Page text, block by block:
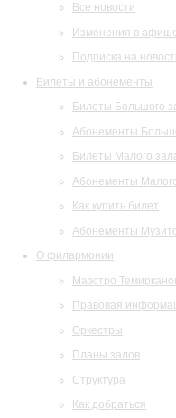
Все новости
Изменения в
Подписка на
Билеты и абонементы
Билеты Большого
Абонементы
Билеты Малого
Абонементы
Как купить билет
Абонементы
О филармонии
Маэстро
Правовая
Оркестры
Планы залов
Структура
Как добраться